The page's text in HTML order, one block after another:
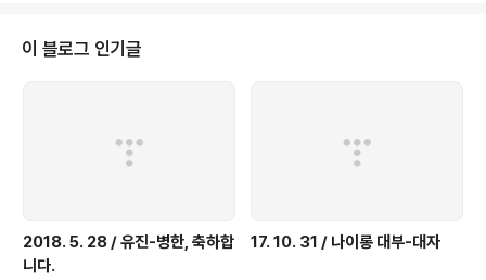
어들면서는 교역의 확장과 지배 영역의 확대를 계속해서 필요로 하는 상황이 되
었다. 그래서 동아시아 지역의 비교적 안정된 상태의 사회들에도 점점 강한 자
이 블로그 인기글
2018. 5. 28 / 유진-병한, 축하합
니다.
17. 10. 31 / 나이롱 대부-대자